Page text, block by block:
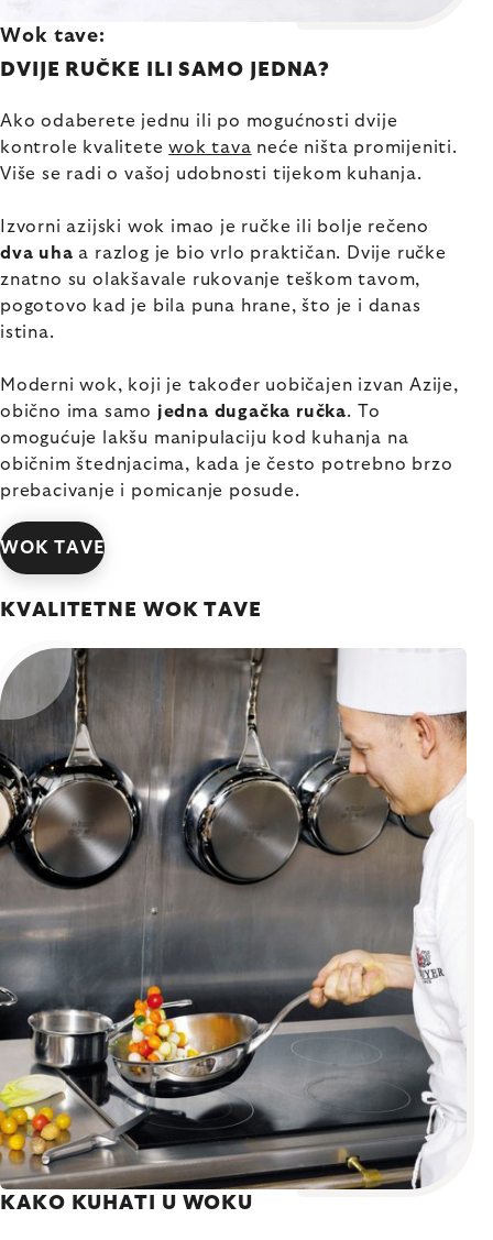
Wok tave:
DVIJE RUČKE ILI SAMO JEDNA?
Ako odaberete jednu ili po mogućnosti dvije
kontrole kvalitetewok tava neće ništa promijeniti.
Više se radi o vašoj udobnosti tijekom kuhanja.
Izvorni azijski wok imao je ručke ili bolje rečeno
dva uha a razlog je bio vrlo praktičan. Dvije ručke
znatno su olakšavale rukovanje teškom tavom,
pogotovo kad je bila puna hrane, što je i danas
istina.
Moderni wok, koji je također uobičajen izvan Azije,
obično ima samo jedna dugačka ručka. To
omogućuje lakšu manipulaciju kod kuhanja na
običnim štednjacima, kada je često potrebno brzo
prebacivanje i pomicanje posude.
WOK TAVE
KVALITETNE WOK TAVE
KAKO KUHATI U WOKU